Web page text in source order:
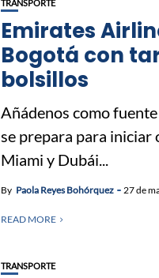
TRANSPORTE
Emirates
Bogotá con
bolsillos
Añádenos como
se prepara para iniciar
Miami y Dubái...
By Paola Reyes Bohórquez 27 de
READ MORE
TRANSPORTE